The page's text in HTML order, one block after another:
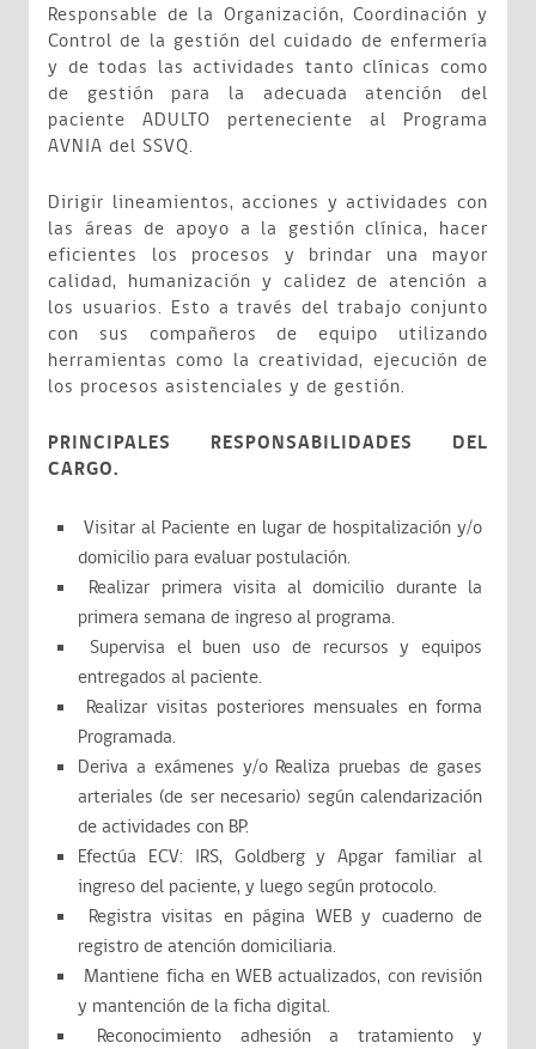
Responsable de la Organización, Coordinación y
Control de la gestión del cuidado de enfermería
y de todas las actividades tanto clínicas como
de gestión para la adecuada atención del
paciente ADULTO perteneciente al Programa
AVNIA del SSVQ.
Dirigir lineamientos, acciones y actividades con
las áreas de apoyo a la gestión clínica, hacer
eficientes los procesos y brindar una mayor
calidad, humanización y calidez de atención a
los usuarios. Esto a través del trabajo conjunto
con sus compañeros de equipo utilizando
herramientas como la creatividad, ejecución de
los procesos asistenciales y de gestión.
PRINCIPALES RESPONSABILIDADES DEL
CARGO.
Visitar al Paciente en lugar de hospitalización y/o
domicilio para evaluar postulación.
Realizar primera visita al domicilio durante la
primera semana de ingreso al programa.
Supervisa el buen uso de recursos y equipos
entregados al paciente.
Realizar visitas posteriores mensuales en forma
Programada.
Deriva a exámenes y/o Realiza pruebas de gases
arteriales (de ser necesario) según calendarización
de actividades con BP.
Efectúa ECV: IRS, Goldberg y Apgar familiar al
ingreso del paciente, y luego según protocolo.
Registra visitas en página WEB y cuaderno de
registro de atención domiciliaria.
Mantiene ficha en WEB actualizados, con revisión
y mantención de la ficha digital.
Reconocimiento adhesión a tratamiento y